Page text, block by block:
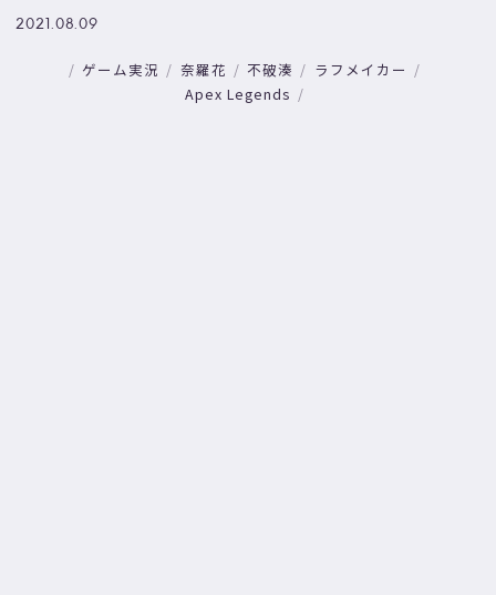
2021.08.09
ゲーム実況 奈羅花 不破湊
ラフメイカー
Apex Legends